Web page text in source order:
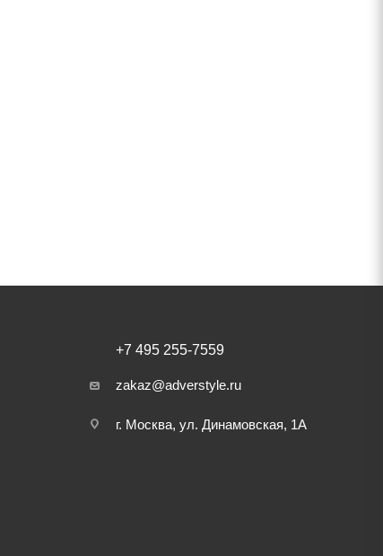
+7 495 255-7559
zakaz@adverstyle.ru
г. Москва, ул. Динамовская, 1А